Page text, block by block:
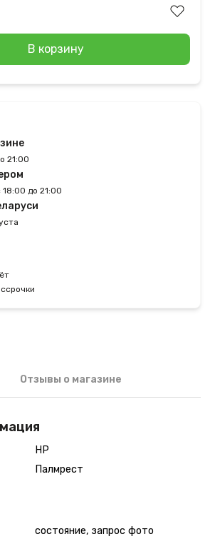
В корзину
21:00
до 21:00
Отзывы о магазине
HP
Палмрест
состояние, запрос фото